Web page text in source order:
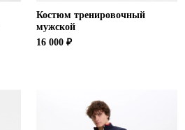
Костюм тренировочный
мужской
16 000 ₽